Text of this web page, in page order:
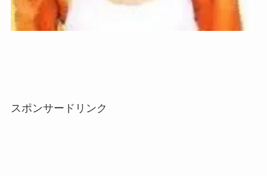
スポンサードリンク